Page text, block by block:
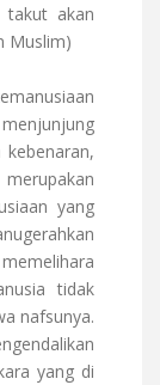
akan
Muslim)
yang
tidak
nafsunya.
yang di